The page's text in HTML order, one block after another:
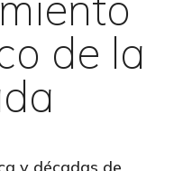
de la